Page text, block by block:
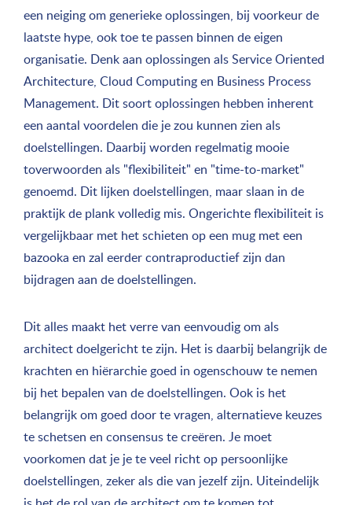
een neiging om generieke oplossingen, bij voorkeur de
laatste hype, ook toe te passen binnen de eigen
organisatie. Denk aan oplossingen als Service Oriented
Architecture, Cloud Computing en Business Process
Management. Dit soort oplossingen hebben inherent
een aantal voordelen die je zou kunnen zien als
doelstellingen. Daarbij worden regelmatig mooie
toverwoorden als "flexibiliteit" en "time-to-market"
genoemd. Dit lijken doelstellingen, maar slaan in de
praktijk de plank volledig mis. Ongerichte flexibiliteit is
vergelijkbaar met het schieten op een mug met een
bazooka en zal eerder contraproductief zijn dan
bijdragen aan de doelstellingen.
Dit alles maakt het verre van eenvoudig om als
architect doelgericht te zijn. Het is daarbij belangrijk de
krachten en hiërarchie goed in ogenschouw te nemen
bij het bepalen van de doelstellingen. Ook is het
belangrijk om goed door te vragen, alternatieve keuzes
te schetsen en consensus te creëren. Je moet
voorkomen dat je je te veel richt op persoonlijke
doelstellingen, zeker als die van jezelf zijn. Uiteindelijk